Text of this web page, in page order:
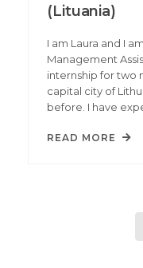
(Lituania)
I am Laura and I
Management
internship for two
capital city of
before. I have
READ MORE